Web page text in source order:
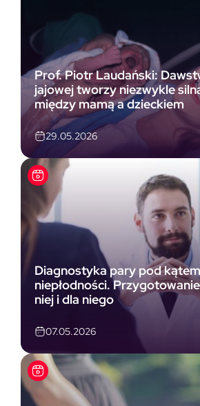
Prof. Piotr Laudański:
jajowej tworzy niezwykle
między mamą a dzieckiem
29.05.2026
Diagnostyka pary pod kątem
niepłodności.
niej i dla niego
07.05.2026